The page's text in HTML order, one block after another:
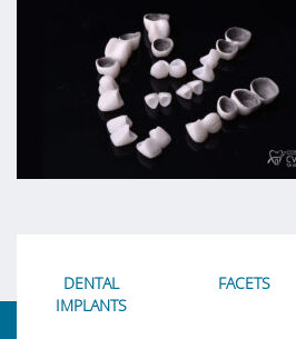
DENTAL
IMPLANTS
FACETS